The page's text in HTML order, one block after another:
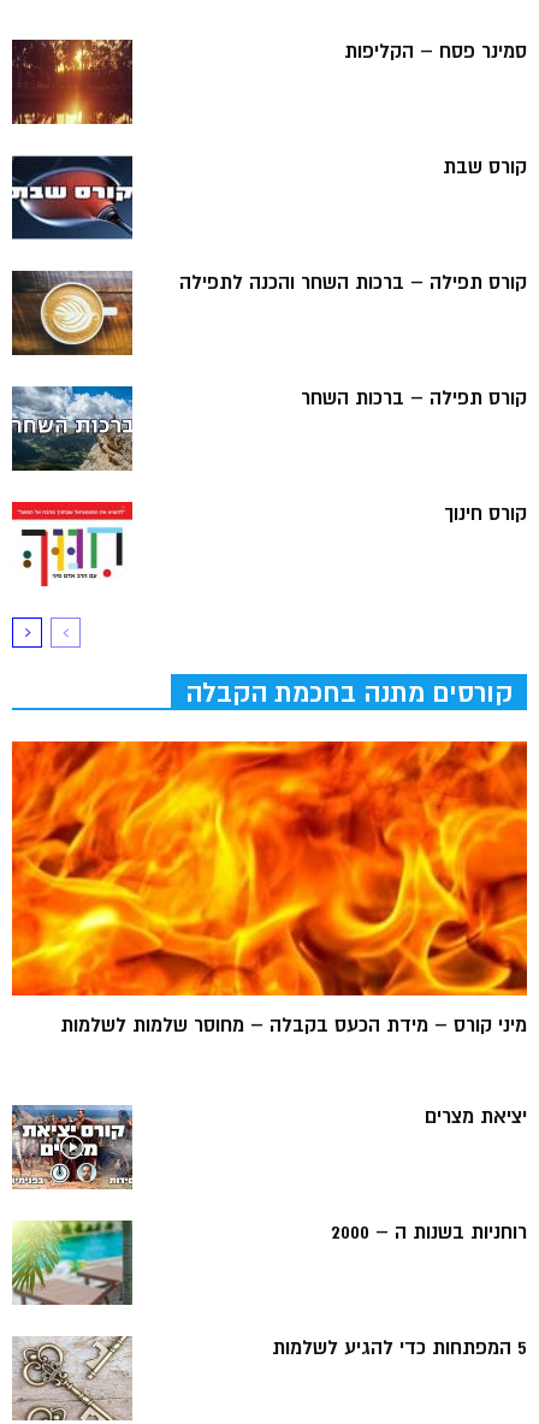
סמינר פסח – הקליפות
קורס שבת
קורס תפילה – ברכות השחר והכנה לתפילה
קורס תפילה – ברכות השחר
קורס חינוך
קורסים מתנה בחכמת הקבלה
מיני קורס – מידת הכעס בקבלה – מחוסר שלמות לשלמות
יציאת מצרים
רוחניות בשנות ה – 2000
5 המפתחות כדי להגיע לשלמות